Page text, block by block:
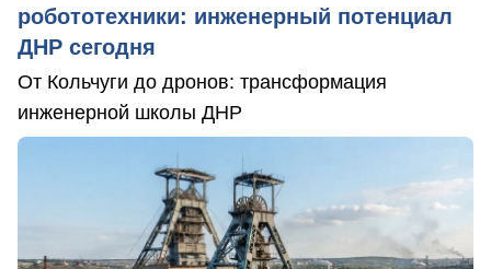
робототехники: инженерный потенциал
ДНР сегодня
От Кольчуги до дронов: трансформация
инженерной школы ДНР